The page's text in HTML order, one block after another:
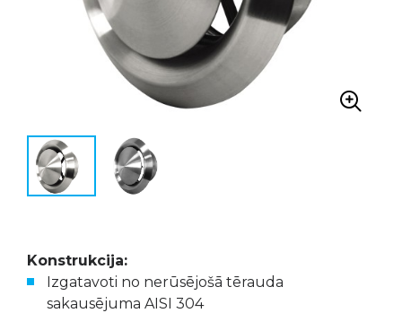
Konstrukcija:
Izgatavoti no nerūsējošā tērauda
sakausējuma AISI 304